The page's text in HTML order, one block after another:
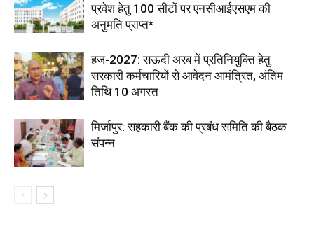
प्रवेश हेतु 100 सीटों पर एनसीआईएसएम की
अनुमति प्राप्त*
हज-2027: सऊदी अरब में प्रतिनियुक्ति हेतु
सरकारी कर्मचारियों से आवेदन आमंत्रित, अंतिम
तिथि 10 अगस्त
मिर्जापुर: सहकारी बैंक की प्रबंध समिति की बैठक
संपन्न